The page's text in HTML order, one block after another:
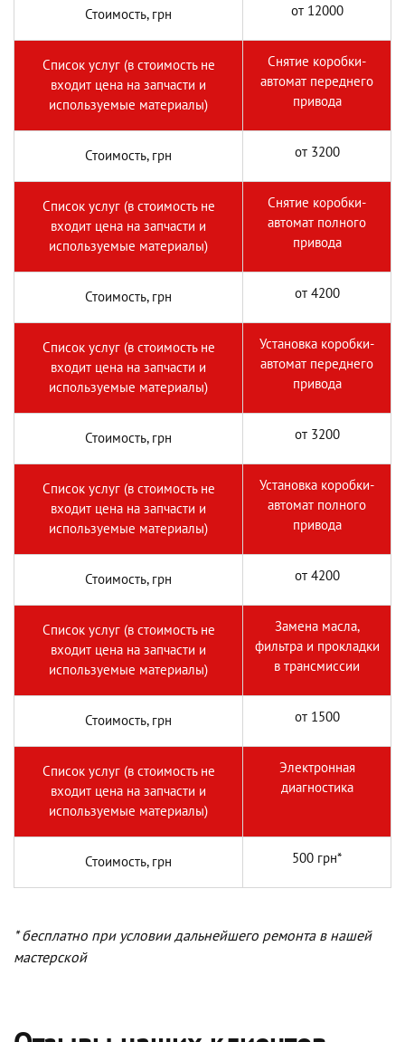
Стоимость, грн от 12000
Список услуг (в стоимость не
входит цена на запчасти и
используемые материалы)
Снятие коробки-
автомат переднего
привода
Стоимость, грн от 3200
Список услуг (в стоимость не
входит цена на запчасти и
используемые материалы)
Снятие коробки-
автомат полного
привода
Стоимость, грн от 4200
Список услуг (в стоимость не
входит цена на запчасти и
используемые материалы)
Установка коробки-
автомат переднего
привода
Стоимость, грн от 3200
Список услуг (в стоимость не
входит цена на запчасти и
используемые материалы)
Установка коробки-
автомат полного
привода
Стоимость, грн от 4200
Список услуг (в стоимость не
входит цена на запчасти и
используемые материалы)
Замена масла,
фильтра и прокладки
в трансмиссии
Стоимость, грн от 1500
Список услуг (в стоимость не
входит цена на запчасти и
используемые материалы)
Электронная
диагностика
Стоимость, грн 500 грн*
* бесплатно при условии дальнейшего ремонта в нашей
мастерской